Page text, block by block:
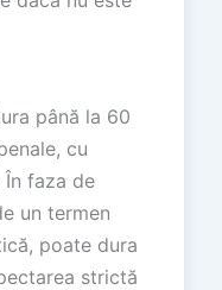
până la 60
cu
faza de
un termen
poate dura
strictă